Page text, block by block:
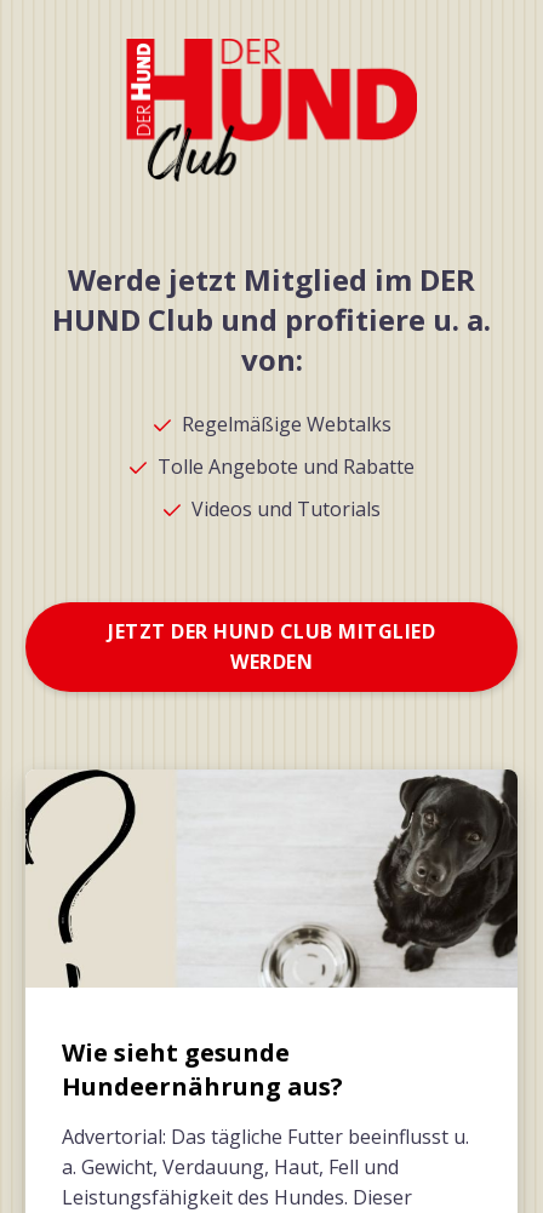
Werde jetzt Mitglied im DER
HUND Club und profitiere u. a.
von:
Regelmäßige Webtalks
Tolle Angebote und Rabatte
Videos und Tutorials
JETZT DER HUND CLUB MITGLIED
WERDEN
Wie sieht gesunde
Hundeernährung aus?
Advertorial: Das tägliche Futter beeinflusst u.
a. Gewicht, Verdauung, Haut, Fell und
Leistungsfähigkeit des Hundes. Dieser